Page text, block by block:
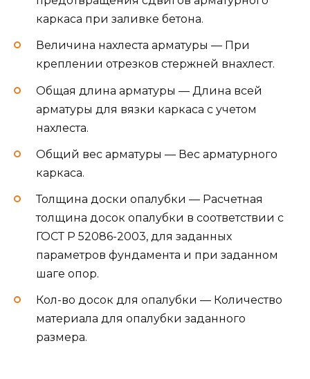
Как рассчитать сколько нужно
кубов бетона на ленточный
фундамент?
Фундамент является очень важным и
дорогостоящим элементом здания. От того
зависит долговечность и прочность дома или
хозяйственной постройки. а учитывая что в
зависимости от конкретных условий стоимость
ленточного фундамента может составить от 30
до 70 процентов стоимости строительства,
очень важно правильно рассчитать сколько
При этом на конструкцию ленточного
фундамента влияют следующие факторы: